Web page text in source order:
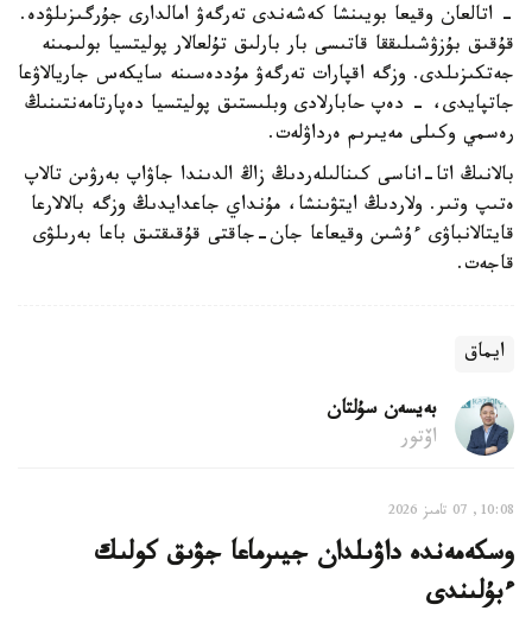
- اتالعان وقيعا بويىنشا كەشەندى تەرگەۋ امالدارى جۇرگىزىلۋدە.
قۇقىق بۇزۋشىلىققا قاتىسى بار بارلىق تۇلعالار پوليتسيا بولىمىنە
جەتكىزىلدى. وزگە اقپارات تەرگەۋ مۇددەسىنە سايكەس جاريالاۋعا
جاتپايدى، - دەپ حابارلادى وبلىستىق پوليتسيا دەپارتامەنتىنىڭ
رەسمي وكىلى مەيىرىم ەرداۋلەت.
بالانىڭ اتا-اناسى كىنالىلەردىڭ زاڭ الدىندا جاۋاپ بەرۋىن تالاپ
ەتىپ وتىر. ولاردىڭ ايتۋىنشا، مۇنداي جاعدايدىڭ وزگە بالالارعا
قايتالانباۋى ءۇشىن وقيعاعا جان-جاقتى قۇقىقتىق باعا بەرىلۋى
قاجەت.
ايماق
بەيسەن سۇلتان
اۆتور
10:08, 07 تامىز 2026
وسكەمەندە داۋىلدان جيىرماعا جۋىق كولىك
ءبۇلىندى